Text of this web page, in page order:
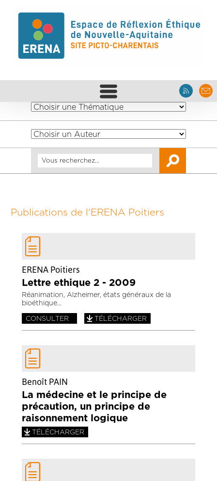
Publications de l'ERENA Poitiers
ERENA Poitiers
Lettre ethique 2 - 2009
Réanimation, Alzheimer, états généraux de la
bioéthique
CONSULTER TÉLÉCHARGER
Benoît PAIN
La médecine et le principe de
précaution, un principe de
raisonnement logique
TÉLÉCHARGER